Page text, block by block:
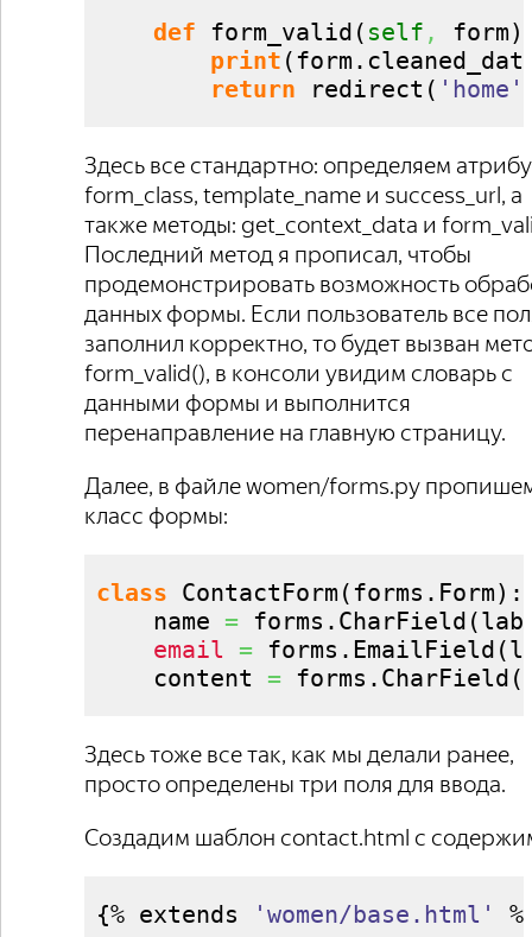
def form_valid ( self , form)
print ( form.
return redirect ( 'home'
Здесь все стандартно: определяем
form_class, template_name и success_url, а
также методы: get_context_data и
Последний метод я прописал, чтобы
продемонстрировать возможность
данных формы. Если пользователь все
заполнил корректно, то будет вызван
form_valid(), в консоли увидим словарь с
данными формы и выполнится
перенаправление на главную страницу.
Далее, в файле women/forms.py
класс формы:
class ContactForm ( forms. Form) :
name = forms. CharField (
email
= forms. EmailField (
content = forms. CharField (
Здесь тоже все так, как мы делали ранее,
просто определены три поля для ввода.
Создадим шаблон contact.html с
{% extends 'women/base.html' %